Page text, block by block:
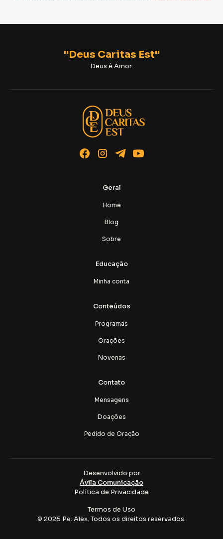
"Deus Caritas Est"
Deus é Amor.
Geral
Home
Blog
Sobre
Educação
Minha conta
Conteúdos
Programas
Orações
Novenas
Contato
Mensagens
Doações
Pedido de Oração
© 2026 Pe. Alex. Todos os direitos reservados.
Política de Privacidade
Termos de Uso
Desenvolvido por
Ávila Comunicação